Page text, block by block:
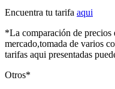
Encuentra tu tarifa aqui
*La comparación de precios
mercado,tomada de varios
tarifas aqui presentadas
Otros*